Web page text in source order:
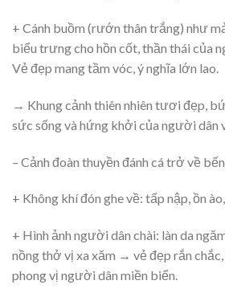
+ Cánh buồm (rướn thân trắng) như
biểu trưng cho hồn cốt, thần thái của
Vẻ đẹp mang tầm vóc, ý nghĩa lớn lao.
→ Khung cảnh thiên nhiên tươi đẹp,
sức sống và hứng khởi của người dân
– Cảnh đoàn thuyền đánh cá trở về
+ Không khí đón ghe về: tấp nập, ồn
+ Hình ảnh người dân chài: làn da
nồng thở vị xa xăm → vẻ đẹp rắn
phong vị người dân miền biển.